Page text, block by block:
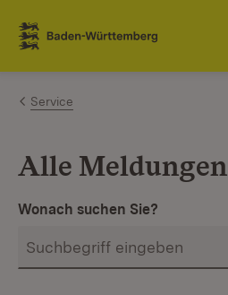
Zum Inhalt springen
Link zur Startseite
Service
Alle Meldungen
Wonach suchen Sie?